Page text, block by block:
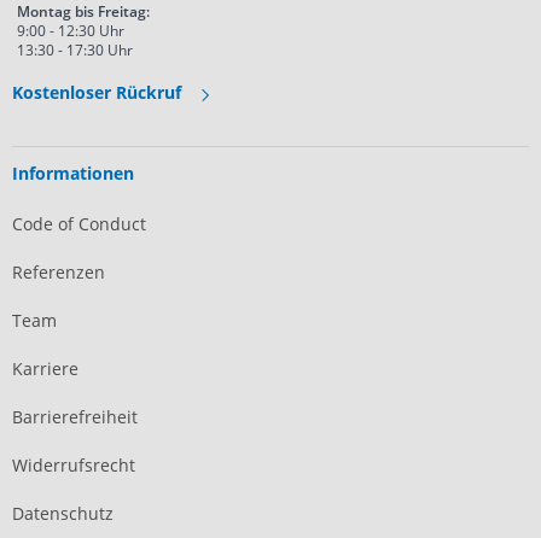
Montag bis Freitag:
9:00 - 12:30 Uhr
13:30 - 17:30 Uhr
Kostenloser Rückruf
Informationen
Code of Conduct
Referenzen
Team
Karriere
Barrierefreiheit
Widerrufsrecht
Datenschutz